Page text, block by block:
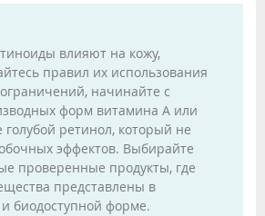
влияют на кожу,
правил их использования
начинайте с
форм витамина A или
ретинол, который не
эффектов. Выбирайте
проверенные продукты, где
представлены в
биодоступной форме.